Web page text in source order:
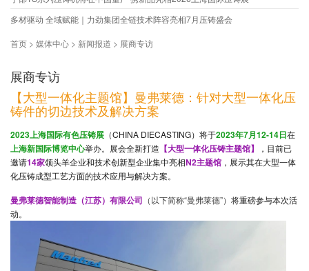
多材驱动 全域赋能｜力劲集团全链技术阵容亮相7月压铸盛会
首页 > 媒体中心 > 新闻报道 > 展商专访
展商专访
【大型一体化主题馆】曼弗莱德：针对大型一体化压
铸件的切边技术及解决方案
2023上海国际有色压铸展 （CHINA DIECASTING）将于2023年7月12-14日在
上海新国际博览中心举办。展会全新打造 【大型一体化压铸主题馆】
，目前已
邀请14家领头羊企业和技术创新型企业集中亮相N2主题馆 ，展示其在大型一体
化压铸成型工艺方面的技术应用与解决方案。
曼弗莱德智能制造（江苏）有限公司 （以下简称“曼弗莱德”） 将重磅参与本次活
动。